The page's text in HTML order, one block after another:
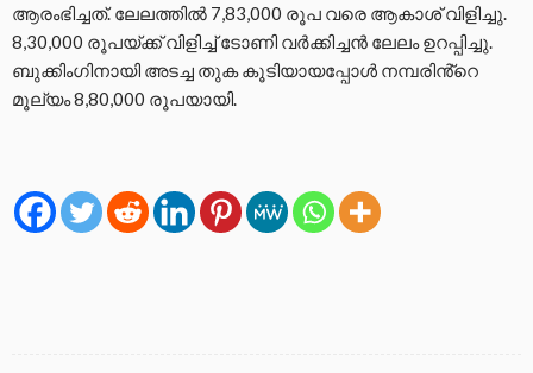
ആരംഭിച്ചത്. ലേലത്തിൽ 7,83,000 രൂപ വരെ ആകാശ് വിളിച്ചു.
8,30,000 രൂപയ്ക്ക് വിളിച്ച് ടോണി വർക്കിച്ചൻ ലേലം ഉറപ്പിച്ചു.
ബുക്കിംഗിനായി അടച്ച തുക കൂടിയായപ്പോൾ നമ്പരിൻ്റെ
മൂല്യം 8,80,000 രൂപയായി.